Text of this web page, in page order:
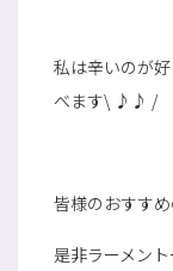
私は辛いのが
べます\ ♪♪ /
皆様のおすす
是非ラーメント